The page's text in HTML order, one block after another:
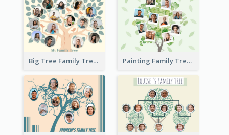
Big Tree Family Tree Painting Family Tree